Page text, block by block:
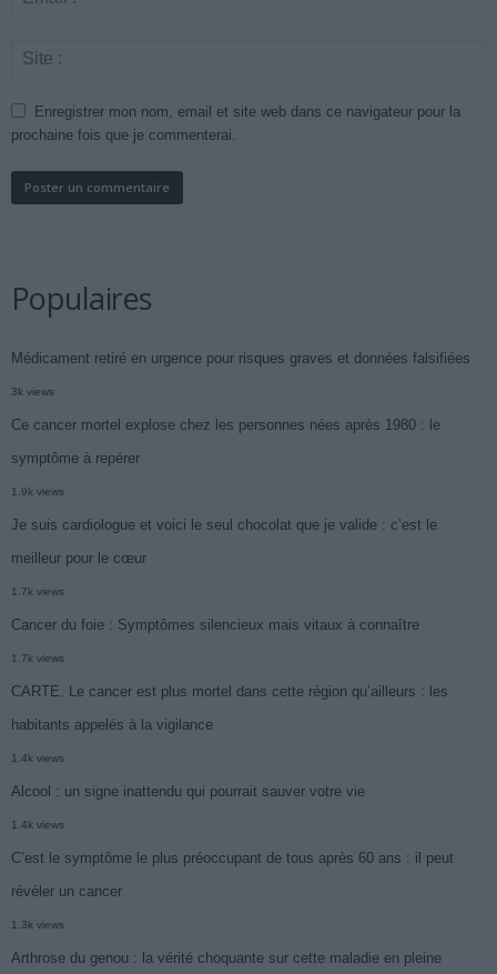
Enregistrer mon nom, email et site web dans ce navigateur pour la
prochaine fois que je commenterai.
Populaires
Médicament retiré en urgence pour risques graves et données falsifiées
3k views
Ce cancer mortel explose chez les personnes nées après 1980 : le
symptôme à repérer
1.9k views
Je suis cardiologue et voici le seul chocolat que je valide : c’est le
meilleur pour le cœur
1.7k views
Cancer du foie : Symptômes silencieux mais vitaux à connaître
1.7k views
CARTE. Le cancer est plus mortel dans cette région qu’ailleurs : les
habitants appelés à la vigilance
1.4k views
Alcool : un signe inattendu qui pourrait sauver votre vie
1.4k views
C’est le symptôme le plus préoccupant de tous après 60 ans : il peut
révéler un cancer
1.3k views
Arthrose du genou : la vérité choquante sur cette maladie en pleine